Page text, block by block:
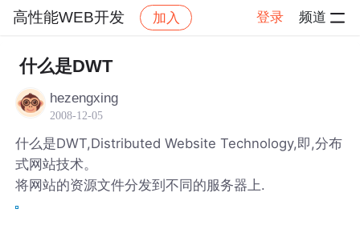
高性能WEB开发 加入 登录 频道
社区 高性能WEB开发
什么是DWT
hezengxing
2008-12-05
什么是DWT,Distributed Website Technology,即,分布
式网站技术。
将网站的资源文件分发到不同的服务器上.